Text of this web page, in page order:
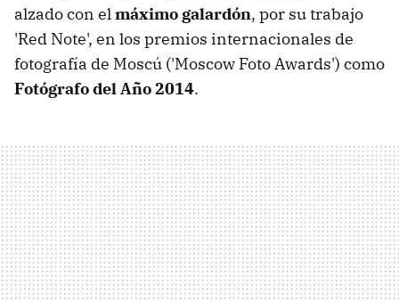
alzado con elmáximo galardón, por su trabajo
'Red Note', en los premios internacionales de
fotografía de Moscú ('Moscow Foto Awards') como
Fotógrafo del Año 2014.